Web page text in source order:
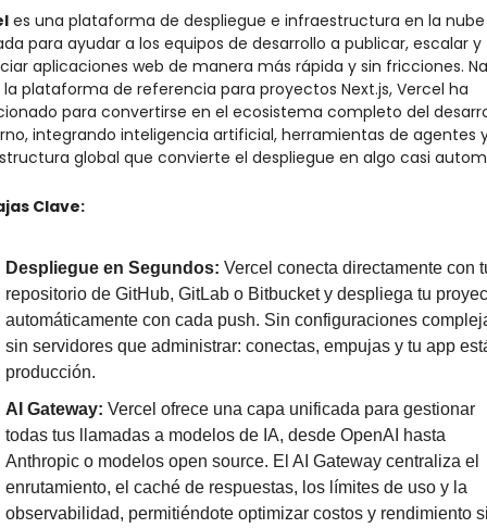
es una plataforma de despliegue e infraestructura en la nube
para ayudar a los equipos de desarrollo a publicar, escalar y
aplicaciones web de manera más rápida y sin fricciones.
plataforma de referencia para proyectos Next.js, Vercel ha
para convertirse en el ecosistema completo del
integrando inteligencia artificial, herramientas de agentes
global que convierte el despliegue en algo casi
Clave:
Despliegue en Segundos: Vercel conecta directamente con
repositorio de GitHub, GitLab o Bitbucket y despliega tu
automáticamente con cada push. Sin configuraciones
sin servidores que administrar: conectas, empujas y tu app
producción.
AI Gateway: Vercel ofrece una capa unificada para gestionar
todas tus llamadas a modelos de IA, desde OpenAI hasta
Anthropic o modelos open source. El AI Gateway centraliza el
enrutamiento, el caché de respuestas, los límites de uso y la
observabilidad, permitiéndote optimizar costos y rendimiento